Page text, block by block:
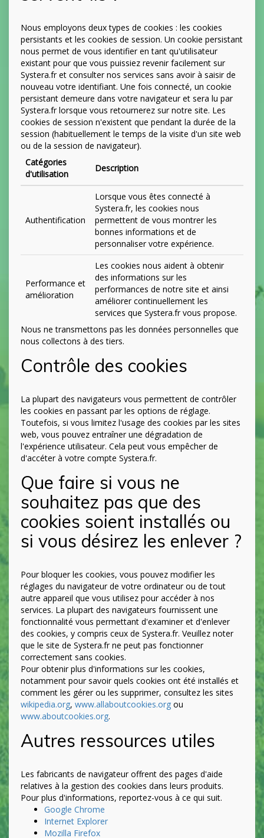
Nous employons deux types de cookies : les cookies
persistants et les cookies de session. Un cookie persistant
nous permet de vous identifier en tant qu'utilisateur
existant pour que vous puissiez revenir facilement sur
Systera.fr et consulter nos services sans avoir à saisir de
nouveau votre identifiant. Une fois connecté, un cookie
persistant demeure dans votre navigateur et sera lu par
Systera.fr lorsque vous retournerez sur notre site. Les
cookies de session n'existent que pendant la durée de la
session (habituellement le temps de la visite d'un site web
ou de la session de navigateur).
Catégories
d'utilisation
Description
Authentification
Lorsque vous êtes connecté à
Systera.fr, les cookies nous
permettent de vous montrer les
bonnes informations et de
personnaliser votre expérience.
Performance et
amélioration
Les cookies nous aident à obtenir
des informations sur les
performances de notre site et ainsi
améliorer continuellement les
services que Systera.fr vous propose.
Nous ne transmettons pas les données personnelles que
nous collectons à des tiers.
Contrôle des cookies
La plupart des navigateurs vous permettent de contrôler
les cookies en passant par les options de réglage.
Toutefois, si vous limitez l'usage des cookies par les sites
web, vous pouvez entraîner une dégradation de
l'expérience utilisateur. Cela peut vous empêcher de
d'accéter à votre compte Systera.fr.
Que faire si vous ne
souhaitez pas que des
cookies soient installés ou
si vous désirez les enlever ?
Pour bloquer les cookies, vous pouvez modifier les
réglages du navigateur de votre ordinateur ou de tout
autre appareil que vous utilisez pour accéder à nos
services. La plupart des navigateurs fournissent une
fonctionnalité vous permettant d'examiner et d'enlever
des cookies, y compris ceux de Systera.fr. Veuillez noter
que le site de Systera.fr ne peut pas fonctionner
correctement sans cookies.
Pour obtenir plus d'informations sur les cookies,
notamment pour savoir quels cookies ont été installés et
comment les gérer ou les supprimer, consultez les sites
wikipedia.org, www.allaboutcookies.org ou
www.aboutcookies.org.
Autres ressources utiles
Les fabricants de navigateur offrent des pages d'aide
relatives à la gestion des cookies dans leurs produits.
Pour plus d'informations, reportez-vous à ce qui suit.
Google Chrome
Internet Explorer
Mozilla Firefox